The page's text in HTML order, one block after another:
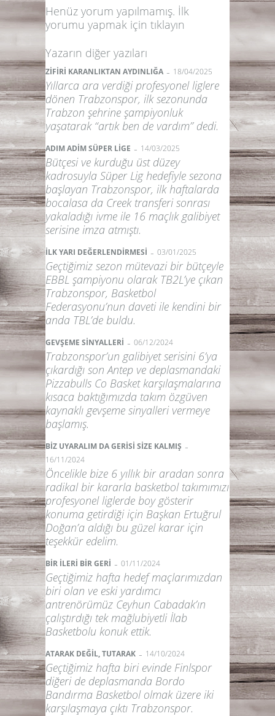
Henüz yorum yapılmamış. İlk
yorumu yapmak için tıklayın
Yazarın diğer yazıları
ZİFİRİ KARANLIKTAN AYDINLIĞA - 18/04/2025
Yıllarca ara verdiği profesyonel liglere
dönen Trabzonspor, ilk sezonunda
Trabzon şehrine şampiyonluk
yaşatarak “artık ben de vardım” dedi.
ADIM ADİM SÜPER LİGE - 14/03/2025
Bütçesi ve kurduğu üst düzey
kadrosuyla Süper Lig hedefiyle sezona
başlayan Trabzonspor, ilk haftalarda
bocalasa da Creek transferi sonrası
yakaladığı ivme ile 16 maçlık galibiyet
serisine imza atmıştı.
İLK YARI DEĞERLENDİRMESİ - 03/01/2025
Geçtiğimiz sezon mütevazi bir bütçeyle
EBBL şampiyonu olarak TB2L’ye çıkan
Trabzonspor, Basketbol
Federasyonu’nun daveti ile kendini bir
anda TBL’de buldu.
GEVŞEME SİNYALLERİ - 06/12/2024
Trabzonspor’un galibiyet serisini 6’ya
çıkardığı son Antep ve deplasmandaki
Pizzabulls Co Basket karşılaşmalarına
kısaca baktığımızda takım özgüven
kaynaklı gevşeme sinyalleri vermeye
başlamış.
BİZ UYARALIM DA GERİSİ SİZE KALMIŞ -
16/11/2024
Öncelikle bize 6 yıllık bir aradan sonra
radikal bir kararla basketbol takımımızı
profesyonel liglerde boy gösterir
konuma getirdiği için Başkan Ertuğrul
Doğan’a aldığı bu güzel karar için
teşekkür edelim.
BİR İLERİ BİR GERİ - 01/11/2024
Geçtiğimiz hafta hedef maçlarımızdan
biri olan ve eski yardımcı
antrenörümüz Ceyhun Cabadak’ın
çalıştırdığı tek mağlubiyetli İlab
Basketbolu konuk ettik.
ATARAK DEĞİL, TUTARAK - 14/10/2024
Geçtiğimiz hafta biri evinde Finlspor
diğeri de deplasmanda Bordo
Bandırma Basketbol olmak üzere iki
karşılaşmaya çıktı Trabzonspor.